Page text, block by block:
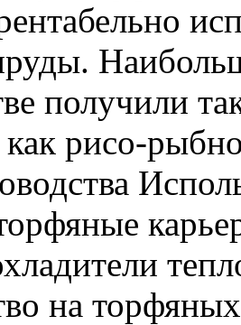
получили
как рисо-
на